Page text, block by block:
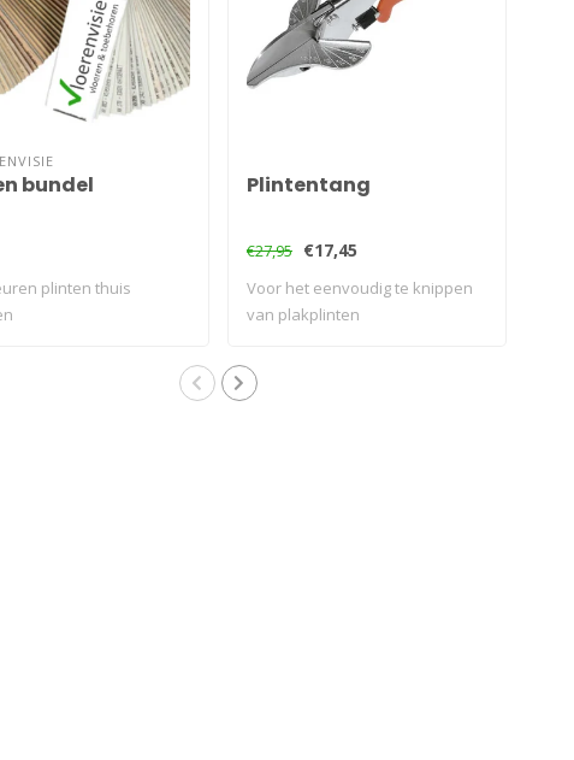
bundel
plinten thuis
Plintentang
€27,95 €17,45
Voor het eenvoudig te knippen
van plakplinten